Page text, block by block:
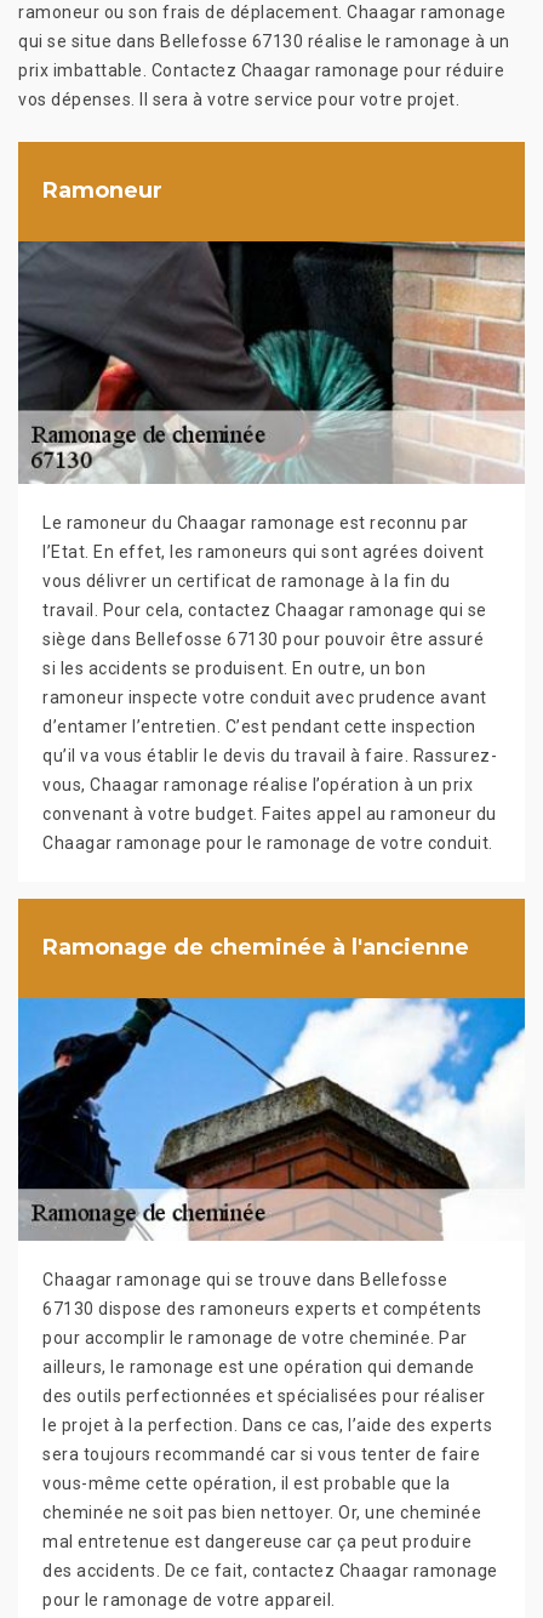
ramoneur ou son frais de déplacement. Chaagar ramonage
qui se situe dans Bellefosse 67130 réalise le ramonage à un
prix imbattable. Contactez Chaagar ramonage pour réduire
vos dépenses. Il sera à votre service pour votre projet.
Ramoneur
Le ramoneur du Chaagar ramonage est reconnu par
l’Etat. En effet, les ramoneurs qui sont agrées doivent
vous délivrer un certificat de ramonage à la fin du
travail. Pour cela, contactez Chaagar ramonage qui se
siège dans Bellefosse 67130 pour pouvoir être assuré
si les accidents se produisent. En outre, un bon
ramoneur inspecte votre conduit avec prudence avant
d’entamer l’entretien. C’est pendant cette inspection
qu’il va vous établir le devis du travail à faire. Rassurez-
vous, Chaagar ramonage réalise l’opération à un prix
convenant à votre budget. Faites appel au ramoneur du
Chaagar ramonage pour le ramonage de votre conduit.
Ramonage de cheminée à l'ancienne
Chaagar ramonage qui se trouve dans Bellefosse
67130 dispose des ramoneurs experts et compétents
pour accomplir le ramonage de votre cheminée. Par
ailleurs, le ramonage est une opération qui demande
des outils perfectionnées et spécialisées pour réaliser
le projet à la perfection. Dans ce cas, l’aide des experts
sera toujours recommandé car si vous tenter de faire
vous-même cette opération, il est probable que la
cheminée ne soit pas bien nettoyer. Or, une cheminée
mal entretenue est dangereuse car ça peut produire
des accidents. De ce fait, contactez Chaagar ramonage
pour le ramonage de votre appareil.